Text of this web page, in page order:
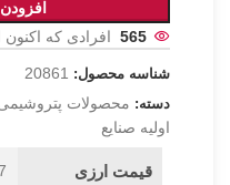
565 افرادی که
شناسه محصول: 20861
دسته: محصولات
اولیه صنایع
قیمت ارزی